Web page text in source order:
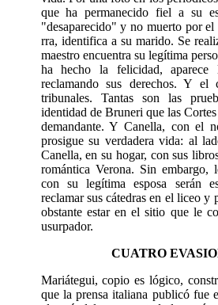
que ha permanecido fiel a su
"desa­parecido" y no muerto por
rra, identifica a su marido. Se
maestro encuentra su legítima
ha hecho la felicidad, apa­rece
reclamando sus derechos. Y
tribunales. Tantas son las
identidad de Bruneri que las
demandante. Y Canella, con el
prosigue su verdadera vida: al
Canella, en su hogar, con sus
romántica Verona. Sin embargo,
con su legítima esposa serán
reclamar sus cátedras en el liceo y
obstante estar en el sitio que le
usurpador.
CUATRO
Mariátegui, copio es lógico,
que la prensa italiana publicó fue